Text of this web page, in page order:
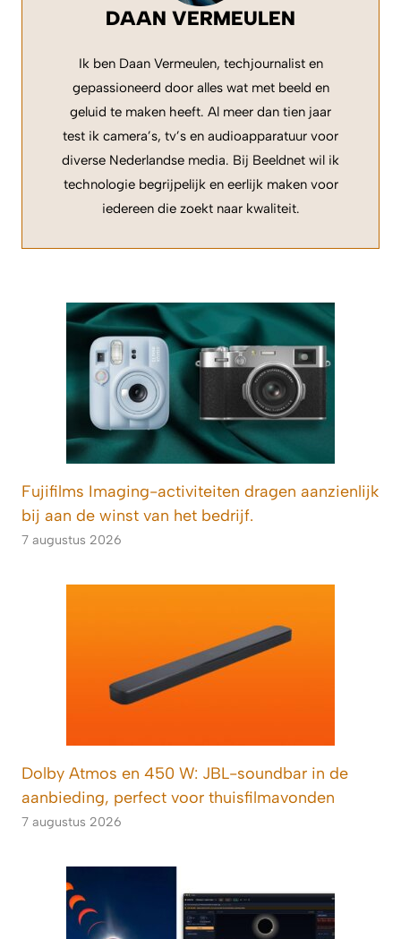
DAAN VERMEULEN
Ik ben Daan Vermeulen, techjournalist en
gepassioneerd door alles wat met beeld en
geluid te maken heeft. Al meer dan tien jaar
test ik camera’s, tv’s en audioapparatuur voor
diverse Nederlandse media. Bij Beeldnet wil ik
technologie begrijpelijk en eerlijk maken voor
iedereen die zoekt naar kwaliteit.
Fujifilms Imaging-activiteiten dragen aanzienlijk
bij aan de winst van het bedrijf.
7 augustus 2026
Dolby Atmos en 450 W: JBL-soundbar in de
aanbieding, perfect voor thuisfilmavonden
7 augustus 2026